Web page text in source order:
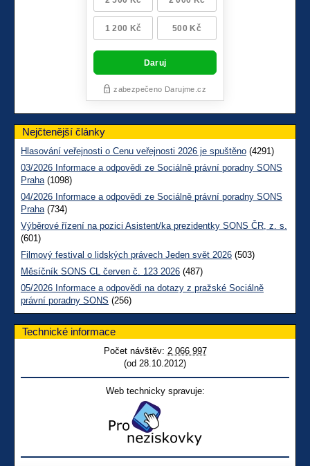
Nejčtenější články
Hlasování veřejnosti o Cenu veřejnosti 2026 je spuštěno (4291)
03/2026 Informace a odpovědi ze Sociálně právní poradny SONS
Praha(1098)
04/2026 Informace a odpovědi ze Sociálně právní poradny SONS
Praha(734)
Výběrové řízení na pozici Asistent/ka prezidentky SONS ČR, z. s.
(601)
Filmový festival o lidských právech Jeden svět 2026 (503)
Měsíčník SONS CL červen č. 123 2026 (487)
05/2026 Informace a odpovědi na dotazy z pražské Sociálně
právní poradny SONS (256)
Technické informace
Počet návštěv: 2 066 997
(od 28.10.2012)
Web technicky spravuje: